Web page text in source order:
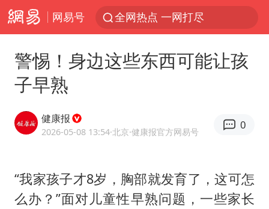
网易号 全网热点 一网打尽
警惕！身边这些东西可能让孩
子早熟
健康报
2026-05-08 13:54·北京·健康报官方网易号
0
“我家孩子才8岁，胸部就发育了，这可怎
么办？”面对儿童性早熟问题，一些家长